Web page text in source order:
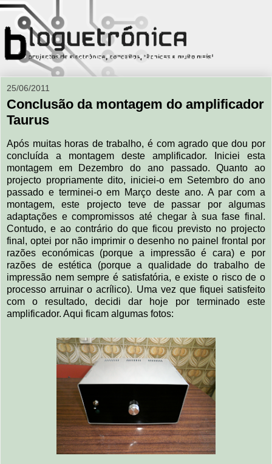
25/06/2011
Conclusão da montagem do amplificador
Taurus
Após muitas horas de trabalho, é com agrado que dou por
concluída a montagem deste amplificador. Iniciei esta
montagem em Dezembro do ano passado. Quanto ao
projecto propriamente dito, iniciei-o em Setembro do ano
passado e terminei-o em Março deste ano. A par com a
montagem, este projecto teve de passar por algumas
adaptações e compromissos até chegar à sua fase final.
Contudo, e ao contrário do que ficou previsto no projecto
final, optei por não imprimir o desenho no painel frontal por
razões económicas (porque a impressão é cara) e por
razões de estética (porque a qualidade do trabalho de
impressão nem sempre é satisfatória, e existe o risco de o
processo arruinar o acrílico). Uma vez que fiquei satisfeito
com o resultado, decidi dar hoje por terminado este
amplificador. Aqui ficam algumas fotos: